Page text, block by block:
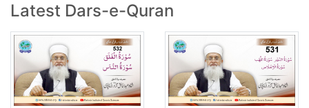
Latest Dars-e-Quran